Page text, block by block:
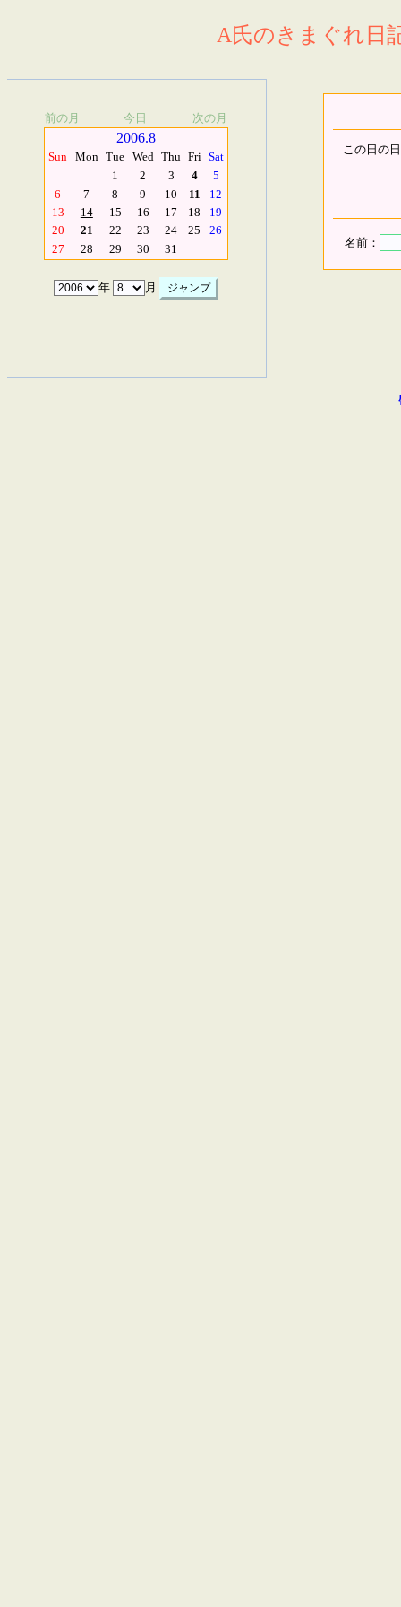
A氏のきまぐれ日
前の月 今日 次の月
2006.8
Sun Mon Tue Wed Thu Fri Sat
1
2 3 4
5
6
7 8 9 10 11
12
13
14 15 16 17 18
19
20
21 22 23 24 25
26
27
28 29 30 31
年 月
この日の
名前：